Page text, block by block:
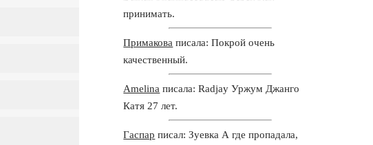
принимать.
Примакова писала: Покрой очень
качественный.
Amelina писала: Radjay Уржум Джанго
Катя 27 лет.
Гаспар писал: Зуевка А где пропадала,